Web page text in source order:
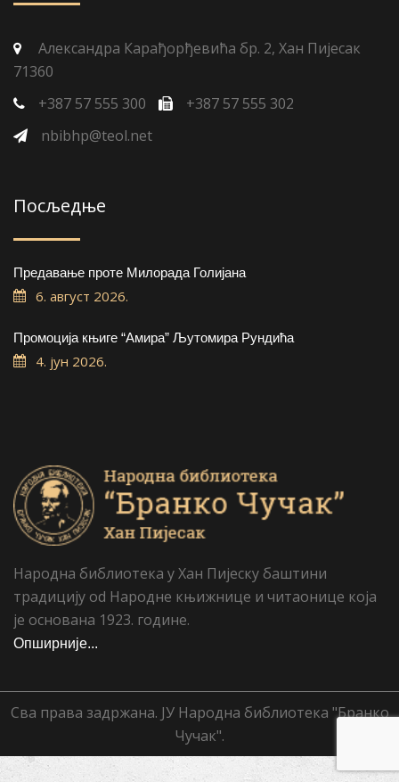
Александра Карађорђевића бр. 2, Хан Пијесак
71360
+387 57 555 300
+387 57 555 302
nbibhp@teol.net
Посљедње
Предавање проте Милорада Голијана
6. август 2026.
Промоција књиге “Амира” Љутомира Рундића
4. јун 2026.
Народна библиотека у Хан Пијеску баштини
традицију od Народне књижнице и читаонице која
је основана 1923. године.
Опширније...
Сва права задржана. ЈУ Народна библиотека "Бранко
Чучак".